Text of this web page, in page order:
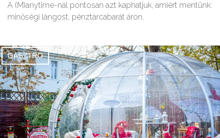
A (M)anytime-nál pontosan azt kaphatjuk, amiért mentünk:
minőségi lángost, pénztárcabarát áron.
GASZTRO